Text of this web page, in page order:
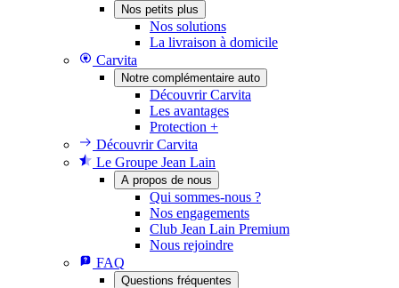
Nos petits plus
Nos solutions
La livraison à domicile
Carvita
Notre complémentaire auto
Découvrir Carvita
Les avantages
Protection +
Découvrir Carvita
Le Groupe Jean Lain
A propos de nous
Qui sommes-nous ?
Nos engagements
Club Jean Lain Premium
Nous rejoindre
FAQ
Questions fréquentes